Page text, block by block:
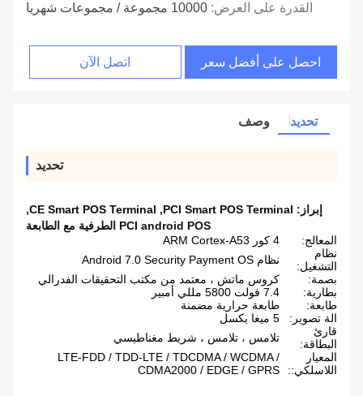
القدرة على العرض: 10000 مجموعة / مجموعات شهريا
احصل على أفضل سعر اتصل الآن
تحديد وصف
تحديد
إبراز: PCI Smart POS Terminal
,
CE Smart POS Terminal
,
PCI android POS الطرفية مع الطابعة
المعالج:
4 كور ARM Cortex-A53
نظام
التشغيل:
نظام Android 7.0 Security Payment OS
بصمة:
كروس ماتش ، معتمد من مكتب التحقيقات الفدرالي
بطارية:
7.4 فولت 5800 مللي أمبير
طابعة:
طابعة حرارية مضمنة
الة تصوير:
5 ميغا بكسل
قارئ
البطاقة:
تلامس ، تلامس ، شريط مغناطيسي
المعيار
اللاسلكي::
LTE-FDD / TDD-LTE / TDCDMA / WCDMA /
CDMA2000 / EDGE / GPRS